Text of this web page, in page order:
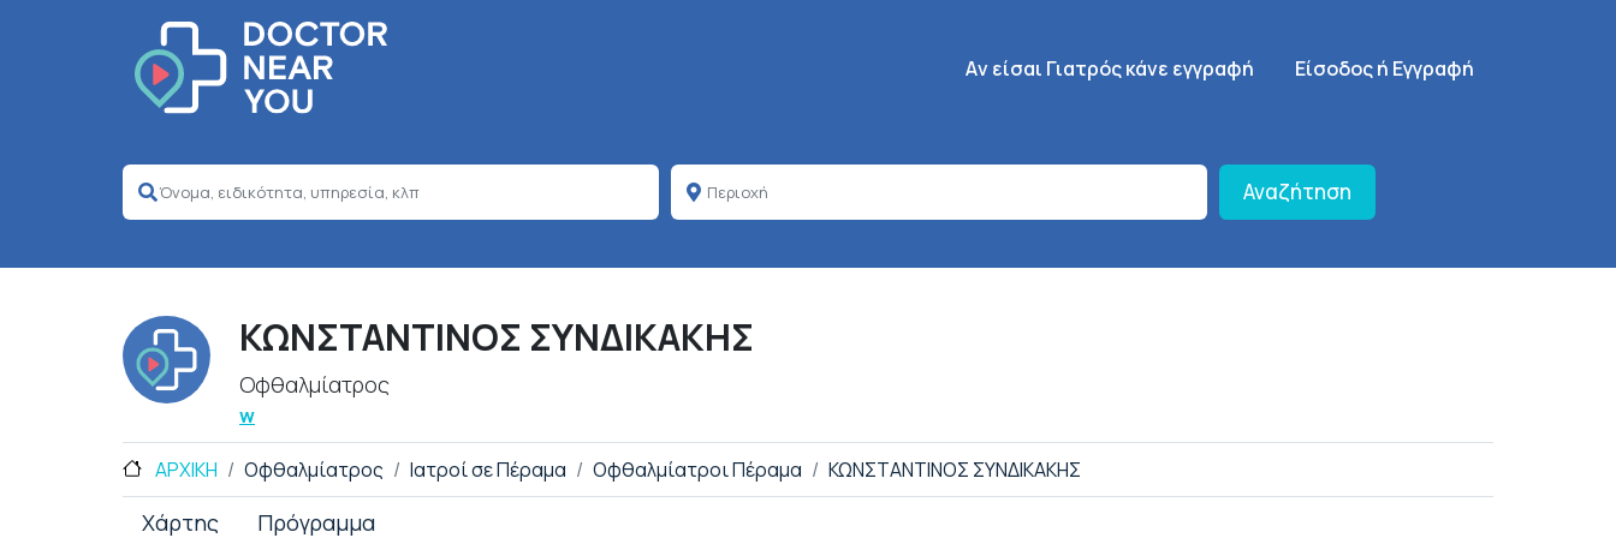
Κεντρική πλοήγηση
Aν είσαι Γιατρός κάνε εγγραφή SignUp Menu
Είσοδος ή Εγγραφή
Αναζήτηση
ΚΩΝΣΤΑΝΤΙΝΟΣ ΣΥΝΔΙΚΑΚΗΣ
Οφθαλμίατρος
w
ΑΡΧΙΚΗ Οφθαλμίατρος Ιατροί σε Πέραμα Οφθαλμίατροι Πέραμα ΚΩΝΣΤΑΝΤΙΝΟΣ ΣΥΝΔΙΚΑΚΗΣ
Χάρτης Πρόγραμμα